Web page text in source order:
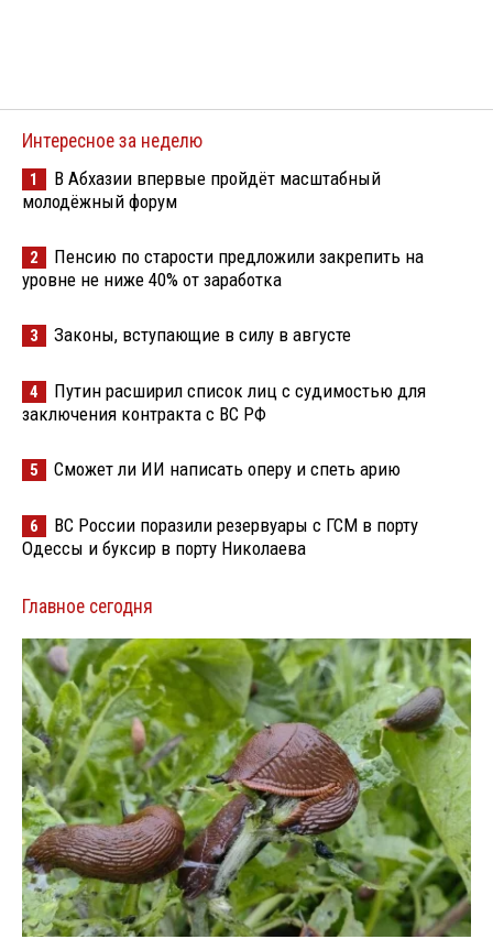
Интересное за неделю
1
В Абхазии впервые пройдёт масштабный
молодёжный форум
2
Пенсию по старости предложили закрепить на
уровне не ниже 40% от заработка
3 Законы, вступающие в силу в августе
4
Путин расширил список лиц с судимостью для
заключения контракта с ВС РФ
5 Сможет ли ИИ написать оперу и спеть арию
6
ВС России поразили резервуары с ГСМ в порту
Одессы и буксир в порту Николаева
Главное сегодня